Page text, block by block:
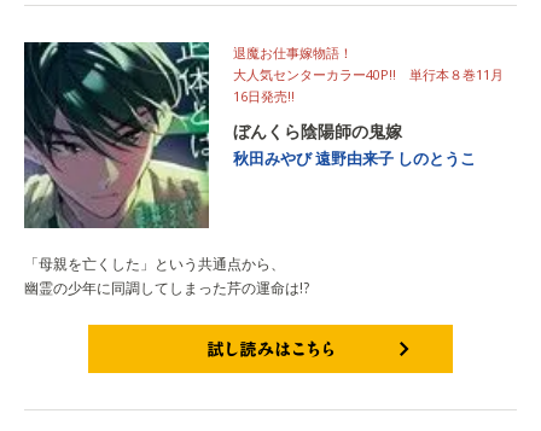
退魔お仕事嫁物語！
大人気センターカラー40P!! 単行本８巻11月
16日発売!!
ぼんくら陰陽師の鬼嫁
秋田みやび遠野由来子 しのとうこ
「母親を亡くした」という共通点から、
幽霊の少年に同調してしまった芹の運命は!?